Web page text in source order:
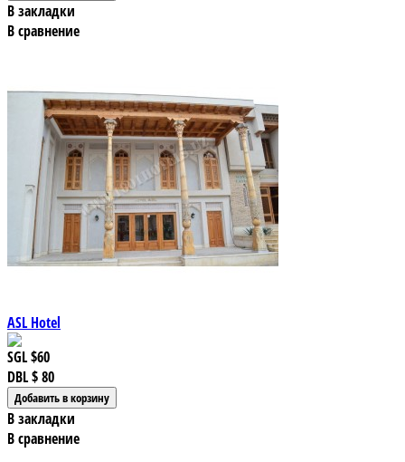
В закладки
В сравнение
ASL Hotel
SGL$60
DBL$ 80
В закладки
В сравнение